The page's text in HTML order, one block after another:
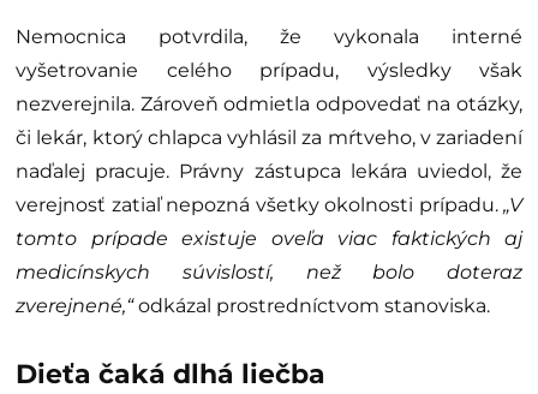
Nemocnica potvrdila, že vykonala interné
vyšetrovanie celého prípadu, výsledky však
nezverejnila. Zároveň odmietla odpovedať na otázky,
či lekár, ktorý chlapca vyhlásil za mŕtveho, v zariadení
naďalej pracuje. Právny zástupca lekára uviedol, že
verejnosť zatiaľ nepozná všetky okolnosti prípadu. „V
tomto prípade existuje oveľa viac faktických aj
medicínskych súvislostí, než bolo doteraz
zverejnené,“odkázal prostredníctvom stanoviska.
Dieťa čaká dlhá liečba